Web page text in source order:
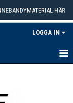
HÄR
LOGGA IN